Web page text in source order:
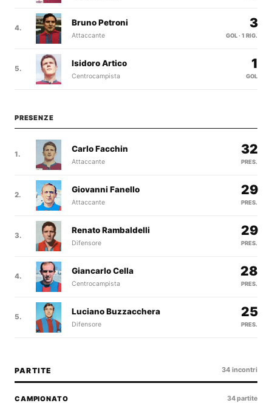
4.
Bruno Petroni
Attaccante
3
GOL · 1 RIG.
5.
Isidoro Artico
Centrocampista
1
GOL
PRESENZE
1.
Carlo Facchin
Attaccante
32
PRES.
2.
Giovanni Fanello
Attaccante
29
PRES.
3.
Renato Rambaldelli
Difensore
29
PRES.
4.
Giancarlo Cella
Centrocampista
28
PRES.
5.
Luciano Buzzacchera
Difensore
25
PRES.
PARTITE 34 incontri
CAMPIONATO 34 partite